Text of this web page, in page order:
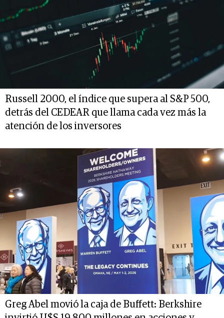
Russell 2000, el índice que supera al S&P 500,
detrás del CEDEAR que llama cada vez más la
atención de los inversores
Greg Abel movió la caja de Buffett: Berkshire